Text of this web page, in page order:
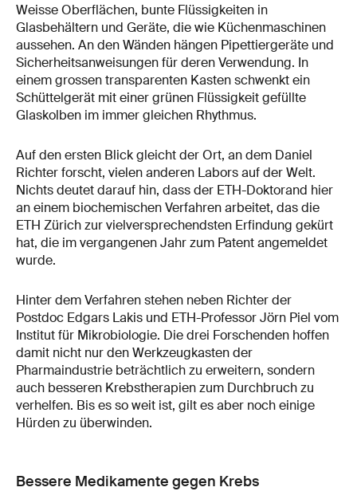
Weisse Oberflächen, bunte Flüssigkeiten in
Glasbehältern und Geräte, die wie Küchenmaschinen
aussehen. An den Wänden hängen Pipettiergeräte und
Sicherheitsanweisungen für deren Verwendung. In
einem grossen transparenten Kasten schwenkt ein
Schüttelgerät mit einer grünen Flüssigkeit gefüllte
Glaskolben im immer gleichen Rhythmus.
Auf den ersten Blick gleicht der Ort, an dem Daniel
Richter forscht, vielen anderen Labors auf der Welt.
Nichts deutet darauf hin, dass der ETH-Doktorand hier
an einem biochemischen Verfahren arbeitet, das die
ETH Zürich zur vielversprechendsten Erfindung gekürt
hat, die im vergangenen Jahr zum Patent angemeldet
wurde.
Hinter dem Verfahren stehen neben Richter der
Postdoc Edgars Lakis und ETH-Professor Jörn Piel vom
Institut für Mikrobiologie. Die drei Forschenden hoffen
damit nicht nur den Werkzeugkasten der
Pharmaindustrie beträchtlich zu erweitern, sondern
auch besseren Krebstherapien zum Durchbruch zu
verhelfen. Bis es so weit ist, gilt es aber noch einige
Hürden zu überwinden.
Bessere Medikamente gegen Krebs